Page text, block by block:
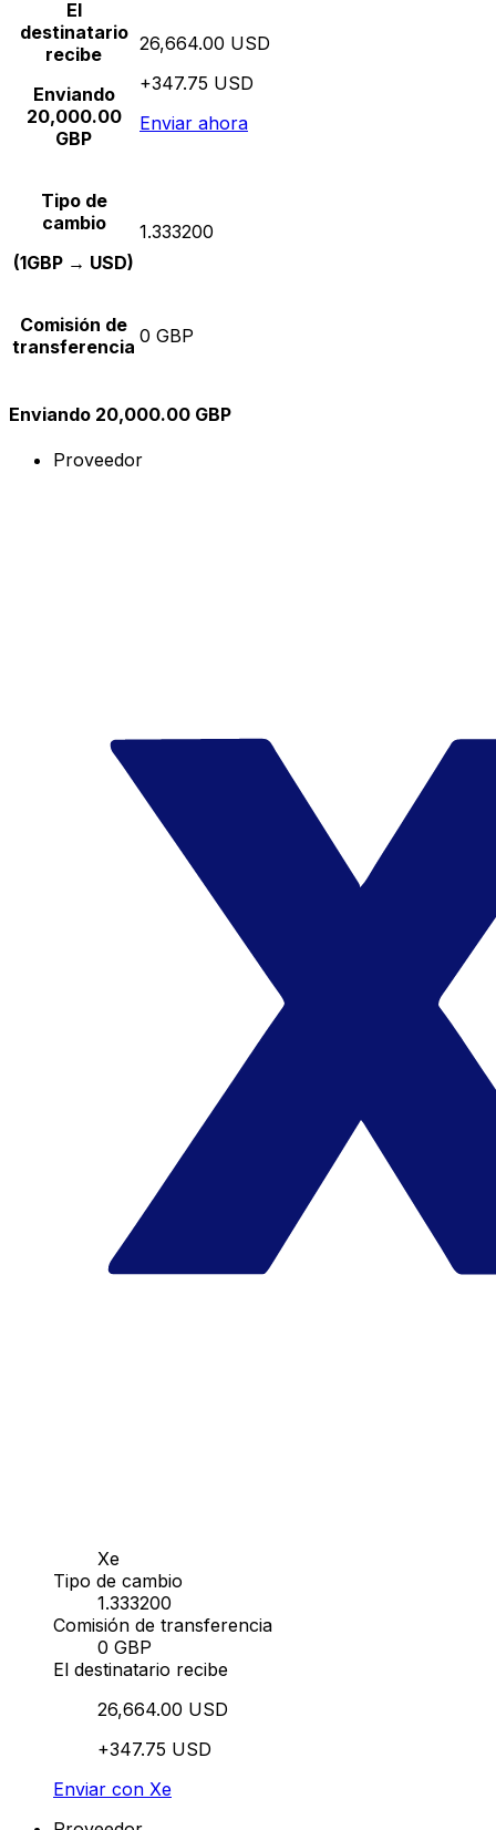
El
destinatario
recibe
Enviando
20,000.00
GBP
26,664.00 USD
+347.75 USD
Enviar ahora
Tipo de
cambio
(1GBP → USD)
1.333200
Comisión de
transferencia 0 GBP
Enviando 20,000.00 GBP
Proveedor
Xe
Tipo de cambio
1.333200
Comisión de transferencia
0 GBP
El destinatario recibe
26,664.00 USD
+347.75 USD
Enviar con Xe